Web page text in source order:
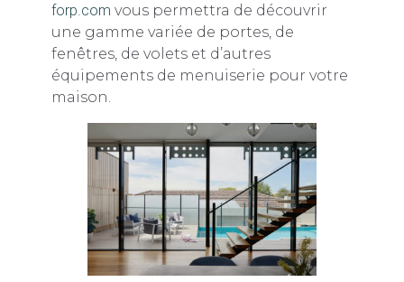
forp.com vous permettra de découvrir
une gamme variée de portes, de
fenêtres, de volets et d’autres
équipements de menuiserie pour votre
maison.